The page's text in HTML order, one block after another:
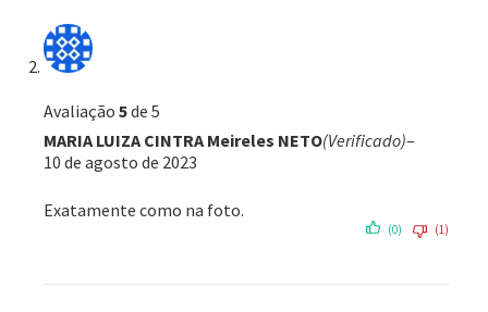
Avaliação 5de 5
MARIA LUIZA CINTRA Meireles NETO(Verificado)–
10 de agosto de 2023
Exatamente como na foto.
(0) (1)